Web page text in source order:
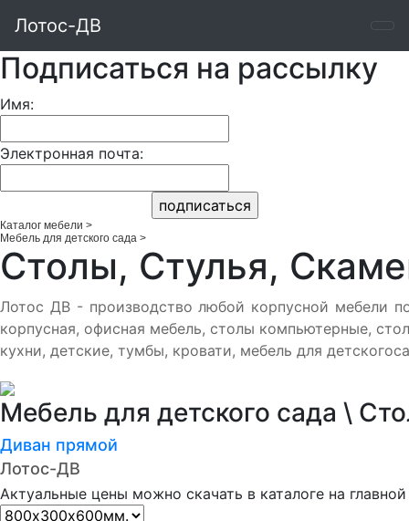
Лотос-ДВ
Подписаться на рассылку
Имя:
Электронная почта:
Каталог мебели >
Мебель для детского сада >
Столы, Стулья,
Лотос ДВ - производство любой корпусной мебели
корпусная, офисная мебель, столы компьютерные,
кухни, детские, тумбы, кровати, мебель для
Мебель для детского сада \
Диван прямой
Лотос-ДВ
Актуальные цены можно скачать в каталоге на